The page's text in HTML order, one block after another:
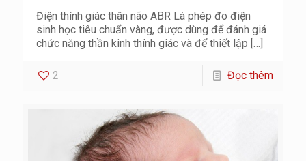
Điện thính giác thân não ABR Là phép đo điện
sinh học tiêu chuẩn vàng, được dùng để đánh giá
chức năng thần kinh thính giác và để thiết lập […]
2 Đọc thêm